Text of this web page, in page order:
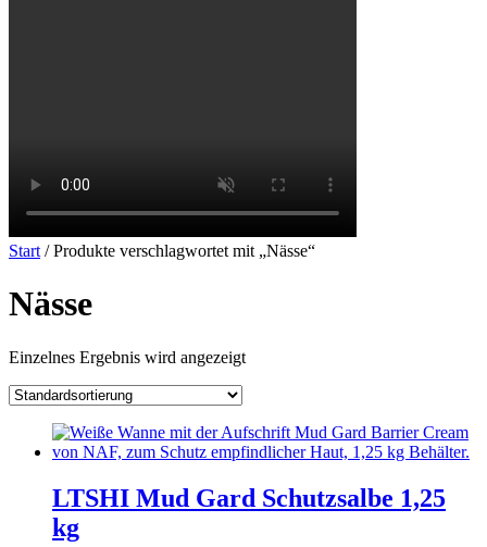
Start / Produkte verschlagwortet mit „Nässe“
Nässe
Einzelnes Ergebnis wird angezeigt
LTSHI Mud Gard Schutzsalbe 1,25
kg